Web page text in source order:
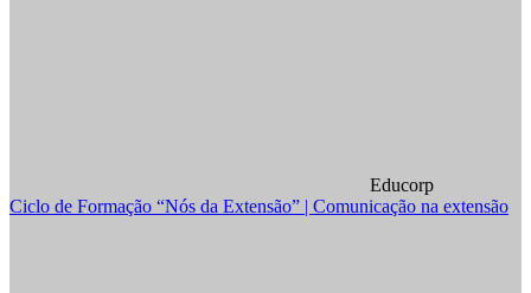
Educorp
Ciclo de Formação “Nós da Extensão” | Comunicação na extensão